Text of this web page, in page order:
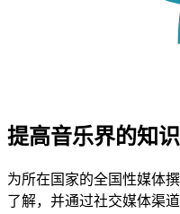
提高音乐界的知
为所在国家的全国性媒体
了解，并通过社交媒体渠